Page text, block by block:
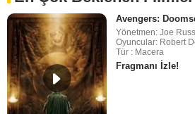
Avengers:
Yönetmen: Joe
Oyuncular: Robert
Tür : Macera
Fragmanı İzle!